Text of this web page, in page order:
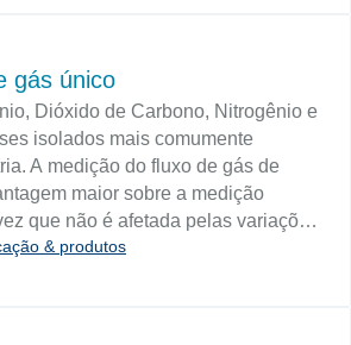
e baixa sensibilidade ao fluxo. As
necessárias para ajudar a manter
dos parâmetros operacionais,
ou alarmes automáticos
faixas pré-determinadas. FLUXO
O ar comprimido e contido a uma
atmosfera tornou-se a fonte de
gás único
Dióxido de Carbono, Nitrogênio e
isolados mais comumente
A medição do fluxo de gás de
maior sobre a medição
que não é afetada pelas variações
O monitoramento de vazão
& produtos